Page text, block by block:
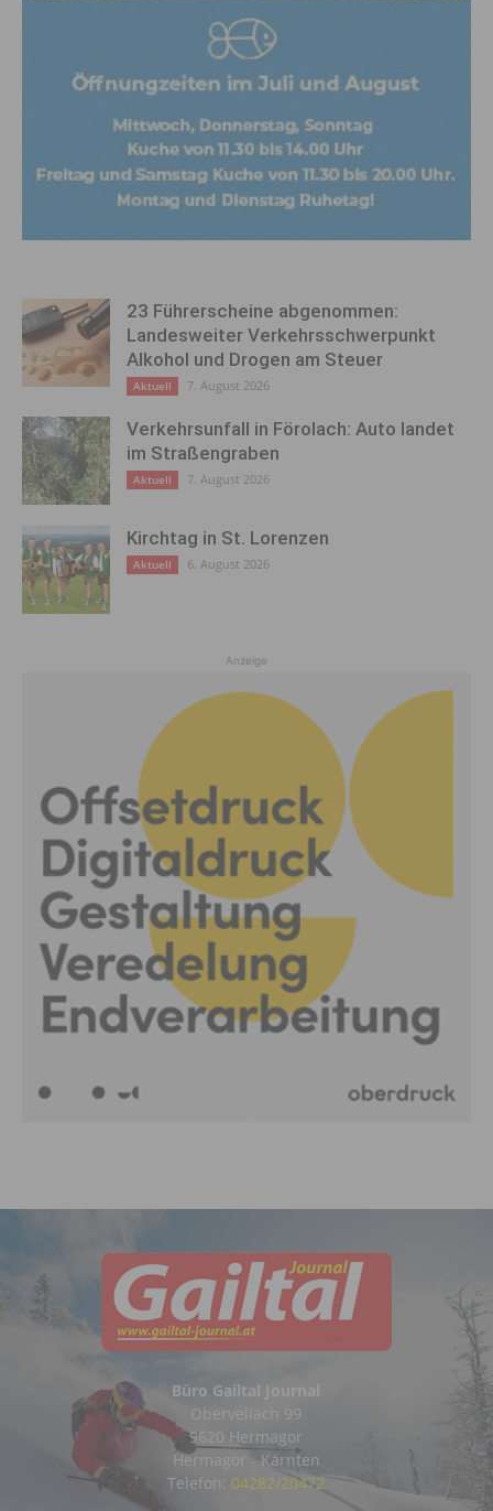
23 Führerscheine abgenommen:
Landesweiter Verkehrsschwerpunkt
Alkohol und Drogen am Steuer
Aktuell 7. August 2026
Verkehrsunfall in Förolach: Auto landet
im Straßengraben
Aktuell 7. August 2026
Kirchtag in St. Lorenzen
Aktuell 6. August 2026
Anzeige
Büro Gailtal Journal
Obervellach 99
9620 Hermagor
Hermagor - Kärnten
Telefon: 04282/20472